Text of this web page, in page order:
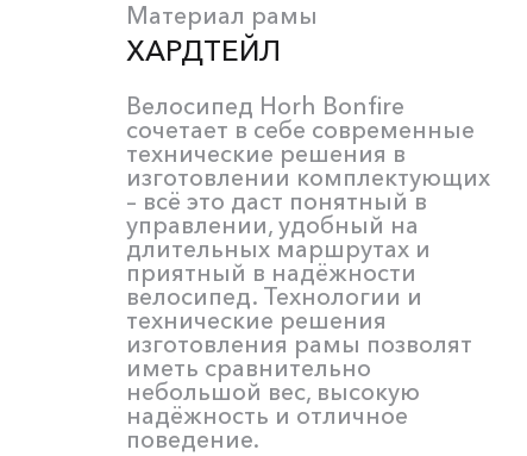
Материал рамы
ХАРДТЕЙЛ
Велосипед Horh Bonfire
сочетает в себе современные
технические решения в
изготовлении комплектующих
– всё это даст понятный в
управлении, удобный на
длительных маршрутах и
приятный в надёжности
велосипед. Технологии и
технические решения
изготовления рамы позволят
иметь сравнительно
небольшой вес, высокую
надёжность и отличное
поведение.